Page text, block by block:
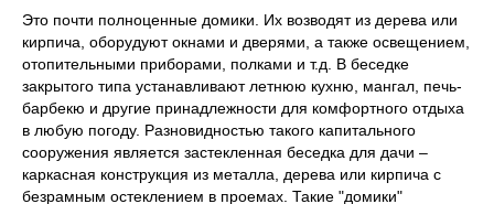
Это почти полноценные домики. Их возводят из дерева или
кирпича, оборудуют окнами и дверями, а также освещением,
отопительными приборами, полками и т.д. В беседке
закрытого типа устанавливают летнюю кухню, мангал, печь-
барбекю и другие принадлежности для комфортного отдыха
в любую погоду. Разновидностью такого капитального
сооружения является застекленная беседка для дачи –
каркасная конструкция из металла, дерева или кирпича с
безрамным остеклением в проемах. Такие "домики"